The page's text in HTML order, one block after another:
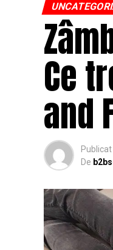
Ce
and
Publicat
De